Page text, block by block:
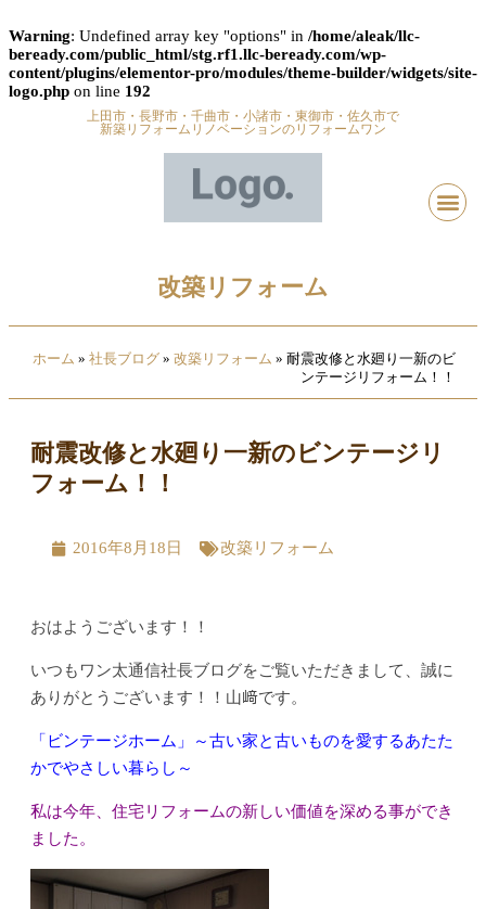
Warning: Undefined array key "options" in /home/aleak/llc-
beready.com/public_html/stg.rf1.llc-beready.com/wp-
content/plugins/elementor-pro/modules/theme-builder/widgets/site-
logo.php on line 192
上田市・長野市・千曲市・小諸市・東御市・佐久市で
新築リフォームリノベーションのリフォームワン
改築リフォーム
ホーム » 社長ブログ » 改築リフォーム » 耐震改修と水廻り一新のビ
ンテージリフォーム！！
耐震改修と水廻り一新のビンテージリ
フォーム！！
2016年8月18日 改築リフォーム
おはようございます！！
いつもワン太通信社長ブログをご覧いただきまして、誠に
ありがとうございます！！山﨑です。
「ビンテージホーム」～古い家と古いものを愛するあたた
かでやさしい暮らし～
私は今年、住宅リフォームの新しい価値を深める事ができ
ました。